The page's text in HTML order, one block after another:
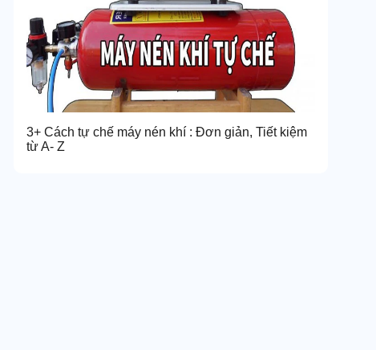
3+ Cách tự chế máy nén khí : Đơn giản, Tiết kiệm
từ A- Z